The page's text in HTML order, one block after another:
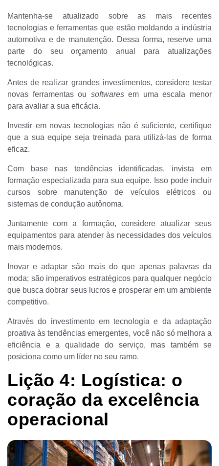
Mantenha-se atualizado sobre as mais recentes
tecnologias e ferramentas que estão moldando a indústria
automotiva e de manutenção. Dessa forma, reserve uma
parte do seu orçamento anual para atualizações
tecnológicas.
Antes de realizar grandes investimentos, considere testar
novas ferramentas ou softwaresem uma escala menor
para avaliar a sua eficácia.
Investir em novas tecnologias não é suficiente, certifique
que a sua equipe seja treinada para utilizá-las de forma
eficaz.
Com base nas tendências identificadas, invista em
formação especializada para sua equipe. Isso pode incluir
cursos sobre manutenção de veículos elétricos ou
sistemas de condução autônoma.
Juntamente com a formação, considere atualizar seus
equipamentos para atender às necessidades dos veículos
mais modernos.
Inovar e adaptar são mais do que apenas palavras da
moda; são imperativos estratégicos para qualquer negócio
que busca dobrar seus lucros e prosperar em um ambiente
competitivo.
Através do investimento em tecnologia e da adaptação
proativa às tendências emergentes, você não só melhora a
eficiência e a qualidade do serviço, mas também se
posiciona como um líder no seu ramo.
Lição 4: Logística: o
coração da excelência
operacional